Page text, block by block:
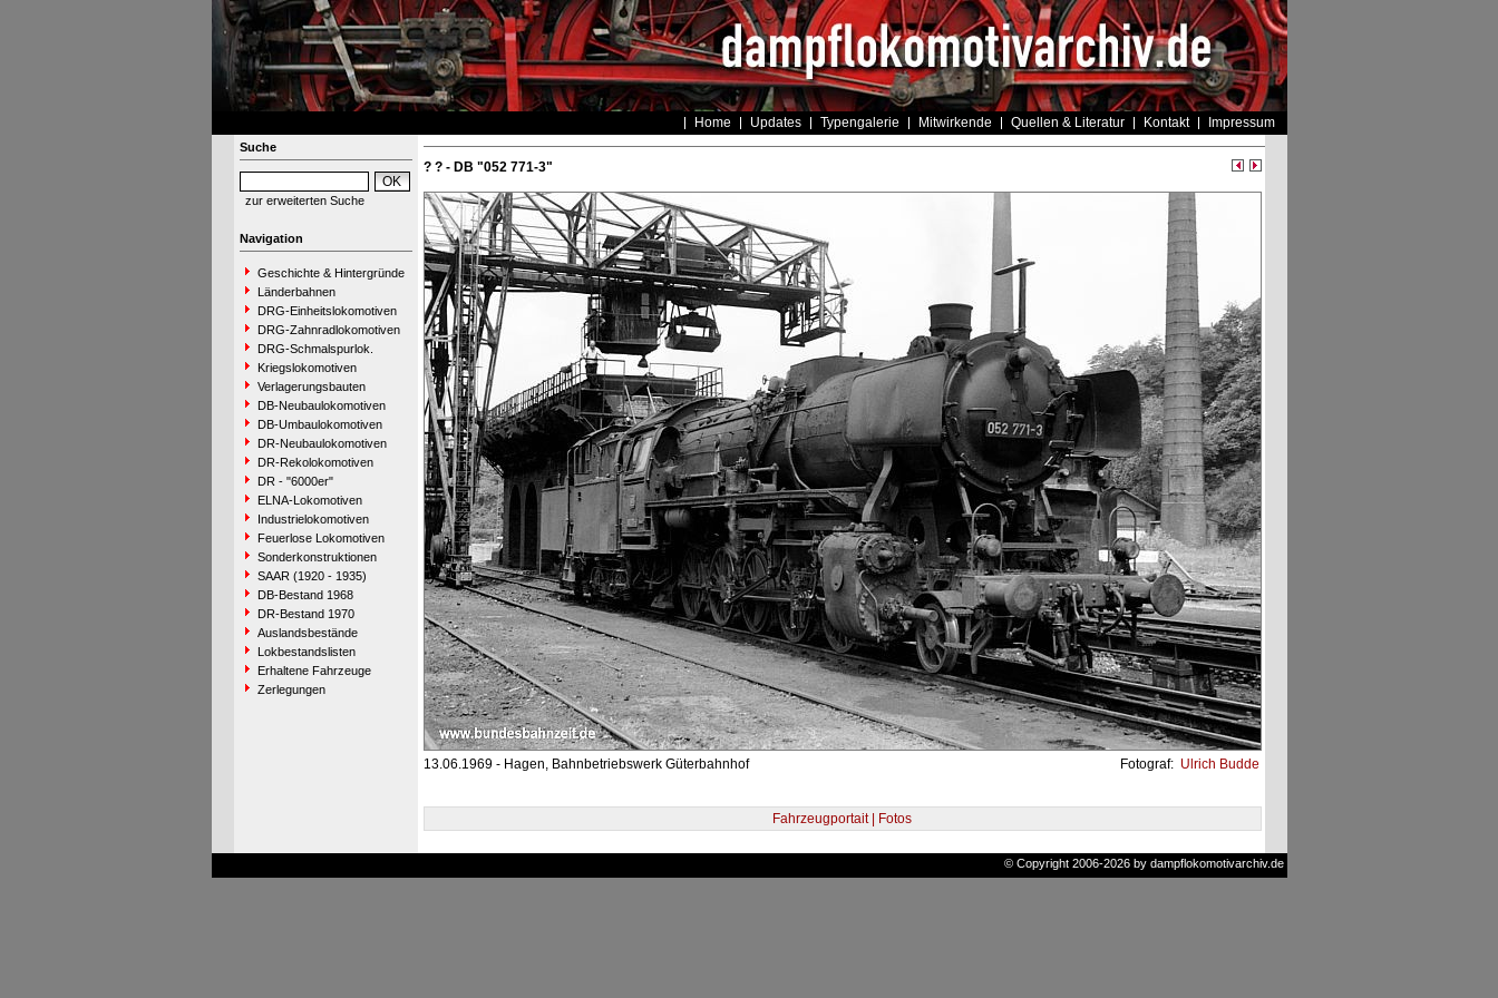
Home Updates Typengalerie Mitwirkende Quellen & Literatur Kontakt Impressum
Suche
zur erweiterten Suche
Navigation
Geschichte & Hintergründe
Länderbahnen
DRG-Einheitslokomotiven
DRG-Zahnradlokomotiven
DRG-Schmalspurlok.
Kriegslokomotiven
Verlagerungsbauten
DB-Neubaulokomotiven
DB-Umbaulokomotiven
DR-Neubaulokomotiven
DR-Rekolokomotiven
DR - "6000er"
ELNA-Lokomotiven
Industrielokomotiven
Feuerlose Lokomotiven
Sonderkonstruktionen
SAAR (1920 - 1935)
DB-Bestand 1968
DR-Bestand 1970
Auslandsbestände
Lokbestandslisten
Erhaltene Fahrzeuge
Zerlegungen
? ? - DB "052 771-3"
13.06.1969 - Hagen, Bahnbetriebswerk Güterbahnhof Fotograf: Ulrich Budde
Fahrzeugportait | Fotos
© Copyright 2006-2026 by dampflokomotivarchiv.de